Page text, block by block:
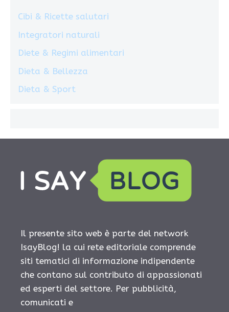
Cibi & Ricette salutari
Integratori naturali
Diete & Regimi alimentari
Dieta & Bellezza
Dieta & Sport
Il presente sito web è parte del network
IsayBlog! la cui rete editoriale comprende
siti tematici di informazione indipendente
che contano sul contributo di appassionati
ed esperti del settore. Per pubblicità,
comunicati e